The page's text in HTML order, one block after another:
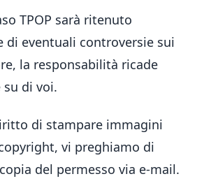
TPOP sarà ritenuto
di eventuali controversie sui
la responsabilità ricade
di voi.
di stampare immagini
vi preghiamo di
del permesso via e-mail.